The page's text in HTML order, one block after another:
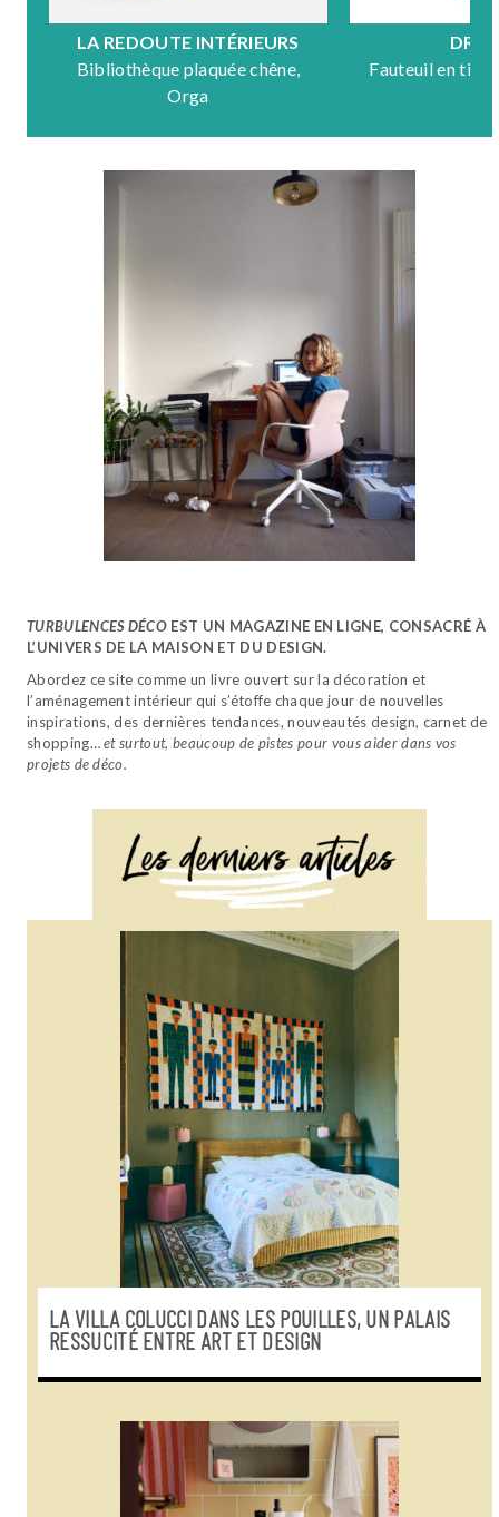
LA REDOUTE INTÉRIEURS
Bibliothèque plaquée chêne,
Orga
Fauteuil en
TURBULENCES DÉCO EST UN MAGAZINE EN LIGNE, CONSACRÉ À
L’UNIVERS DE LA MAISON ET DU DESIGN.
Abordez ce site comme un livre ouvert sur la décoration et
l’aménagement intérieur qui s’étoffe chaque jour de nouvelles
inspirations, des dernières tendances, nouveautés design, carnet de
shopping…et surtout, beaucoup de pistes pour vous aider dans vos
projets de déco.
LA VILLA COLUCCI DANS LES POUILLES, UN PALAIS
RESSUCITÉ ENTRE ART ET DESIGN